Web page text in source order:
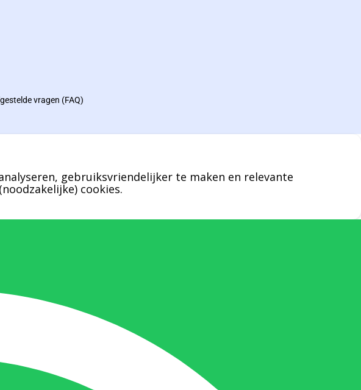
Nicole Bisscheroux:
Nicole doet bijna alles, maar vooral is ze
het aanspreekpunt voor prijsaanvragen,
drukwerk en maatwerk. Nicole heeft
contact met de tussenpersonen en weet
vragen (FAQ)
gebruiksvriendelijker te maken en relevante
cookies.